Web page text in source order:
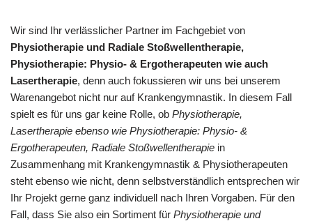
Wir sind Ihr verlässlicher Partner im Fachgebiet von
Physiotherapie und Radiale Stoßwellentherapie,
Physiotherapie: Physio- & Ergotherapeuten wie auch
Lasertherapie, denn auch fokussieren wir uns bei unserem
Warenangebot nicht nur auf Krankengymnastik. In diesem Fall
spielt es für uns gar keine Rolle, ob Physiotherapie,
Lasertherapie ebenso wie Physiotherapie: Physio- &
Ergotherapeuten, Radiale Stoßwellentherapie in
Zusammenhang mit Krankengymnastik & Physiotherapeuten
steht ebenso wie nicht, denn selbstverständlich entsprechen wir
Ihr Projekt gerne ganz individuell nach Ihren Vorgaben. Für den
Fall, dass Sie also ein Sortiment für Physiotherapie und